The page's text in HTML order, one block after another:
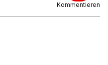
Kommentieren